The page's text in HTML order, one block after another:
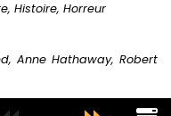
Histoire, Horreur
Anne Hathaway, Robert